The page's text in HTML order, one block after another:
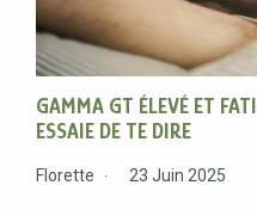
GAMMA GT ÉLEVÉ ET
ESSAIE DE TE DIRE
Florette 23 Juin 2025